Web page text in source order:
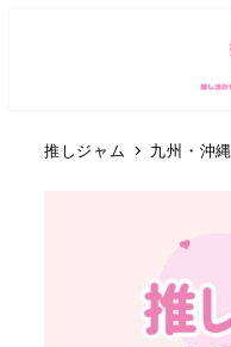
推しジャム 九州・沖縄